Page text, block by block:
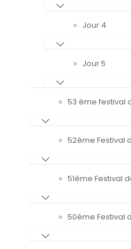
Jour 4
Jour 5
53 ème festival
52ème Festival
51ème Festival
50ème Festival